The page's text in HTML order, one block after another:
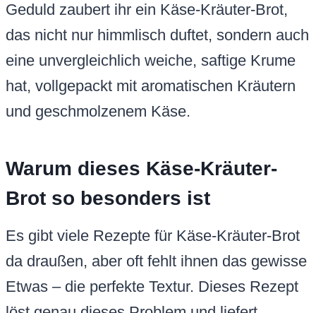
Geduld zaubert ihr ein Käse-Kräuter-Brot,
das nicht nur himmlisch duftet, sondern auch
eine unvergleichlich weiche, saftige Krume
hat, vollgepackt mit aromatischen Kräutern
und geschmolzenem Käse.
Warum dieses Käse-Kräuter-
Brot so besonders ist
Es gibt viele Rezepte für Käse-Kräuter-Brot
da draußen, aber oft fehlt ihnen das gewisse
Etwas – die perfekte Textur. Dieses Rezept